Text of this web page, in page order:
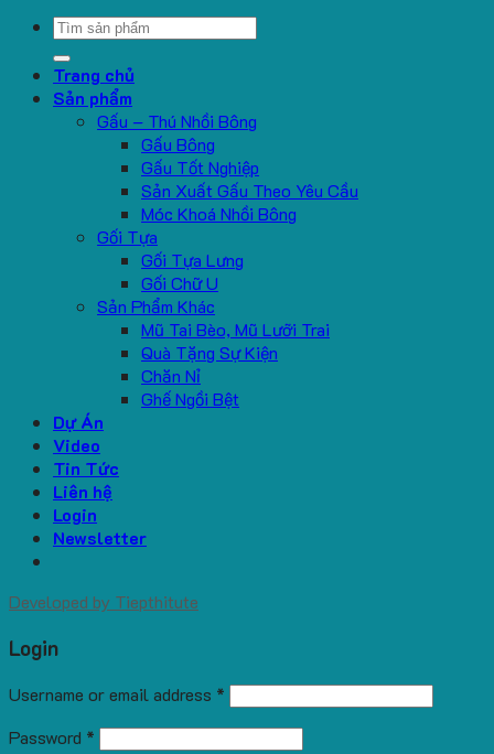
Search
Trang chủ
Sản phẩm
Gấu – Thú Nhồi Bông
Gấu Bông
Gấu Tốt Nghiệp
Sản Xuất Gấu Theo Yêu Cầu
Móc Khoá Nhồi Bông
Gối Tựa
Gối Tựa Lưng
Gối Chữ U
Sản Phẩm Khác
Mũ Tai Bèo, Mũ Lưỡi Trai
Quà Tặng Sự Kiện
Chăn Nỉ
Ghế Ngồi Bệt
Dự Án
Video
Tin Tức
Liên hệ
Login
Newsletter
Developed by Tiepthitute
Login
Username or email address *
Password *